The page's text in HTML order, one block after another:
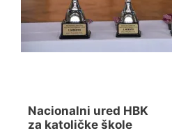
Nacionalni ured HBK
za katoličke škole